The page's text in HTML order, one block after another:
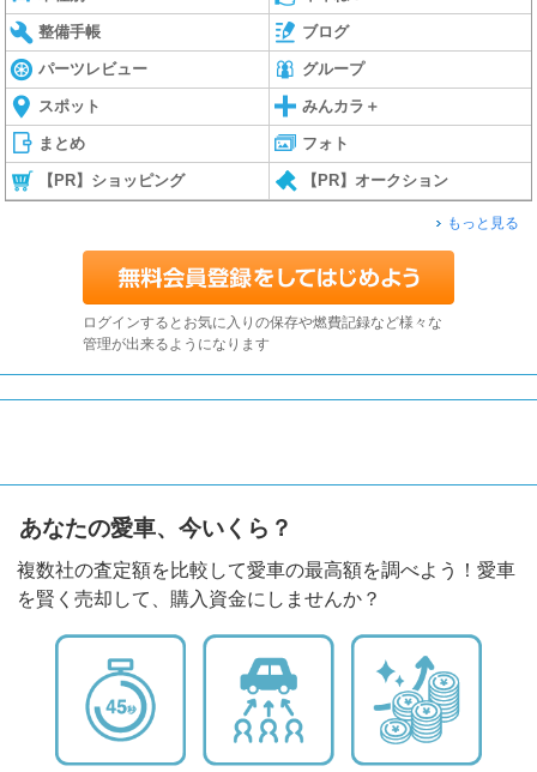
整備手帳 ブログ
パーツレビュー グループ
スポット みんカラ＋
まとめ フォト
【PR】ショッピング 【PR】オークション
もっと見る
ログインするとお気に入りの保存や燃費記録など様々な
管理が出来るようになります
あなたの愛車、今いくら？
複数社の査定額を比較して愛車の最高額を調べよう！愛車
を賢く売却して、購入資金にしませんか？